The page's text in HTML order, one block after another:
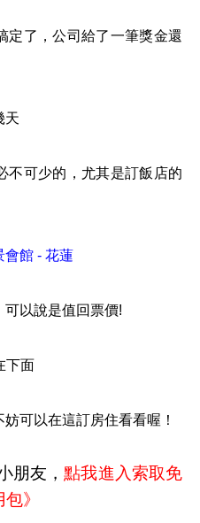
定了，公司給了一筆獎金還
天
不可少的，尤其是訂飯店的
會館 - 花蓮
以說是值回票價!
下面
可以在這訂房住看看喔！
朋友，點我進入索取免
》